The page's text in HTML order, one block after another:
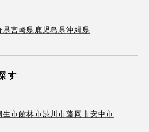
県宮崎県 鹿児島県沖縄県
す
生市館林市渋川市藤岡市安中市